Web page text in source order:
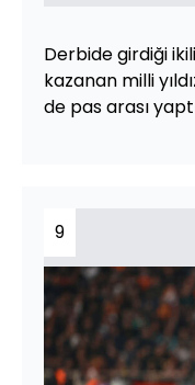
Derbide girdiği
kazanan milli
de pas arası
9